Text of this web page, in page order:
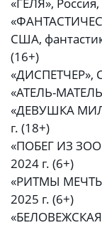
США,
(16+)
«ДИСПЕТЧЕР»,
«АТЕЛЬ-
«ДЕВУШКА
г. (18+)
«ПОБЕГ ИЗ
2024 г. (6+)
«РИТМЫ
2025 г. (6+)